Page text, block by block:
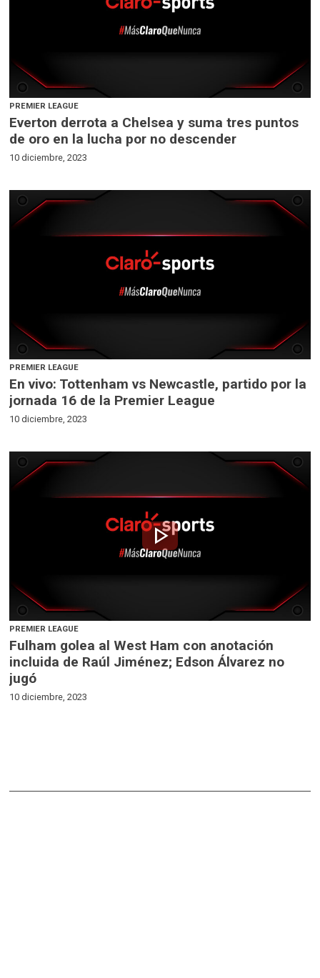
PREMIER LEAGUE
Everton derrota a Chelsea y suma tres puntos
de oro en la lucha por no descender
10 diciembre, 2023
PREMIER LEAGUE
En vivo: Tottenham vs Newcastle, partido por la
jornada 16 de la Premier League
10 diciembre, 2023
play_arrow
PREMIER LEAGUE
Fulham golea al West Ham con anotación
incluida de Raúl Jiménez; Edson Álvarez no
jugó
10 diciembre, 2023